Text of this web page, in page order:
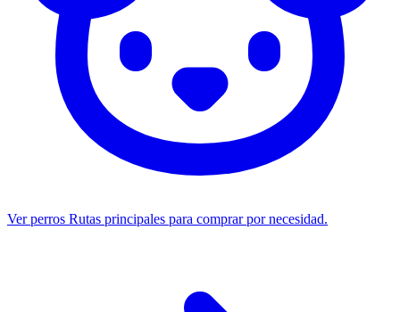
Ver perros Rutas principales para comprar por necesidad.